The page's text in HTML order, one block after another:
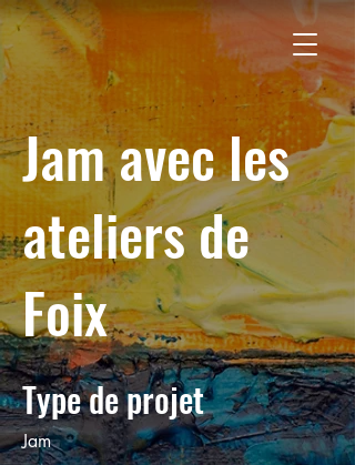
Jam avec les
ateliers de
Foix
Type de projet
Jam